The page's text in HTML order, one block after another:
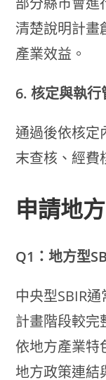
清楚說明計畫
產業效益。
6. 核定與執行
通過後依核定
末查核、經費
申請地
Q1：地方型
中央型SBIR
計畫階段較完
依地方產業特
地方政策連結